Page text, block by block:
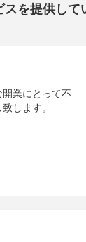
スを提供して
業にとって不
します。